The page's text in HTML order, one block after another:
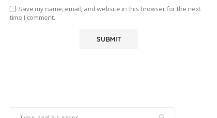
Save my name, email, and website in this browser for the next
time I comment.